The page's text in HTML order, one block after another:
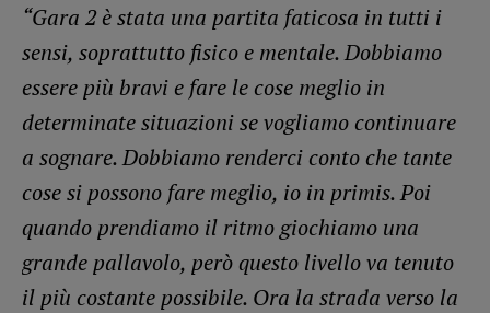
“Gara 2 è stata una partita faticosa in tutti i
sensi, soprattutto fisico e mentale. Dobbiamo
essere più bravi e fare le cose meglio in
determinate situazioni se vogliamo continuare
a sognare. Dobbiamo renderci conto che tante
cose si possono fare meglio, io in primis. Poi
quando prendiamo il ritmo giochiamo una
grande pallavolo, però questo livello va tenuto
il più costante possibile. Ora la strada verso la